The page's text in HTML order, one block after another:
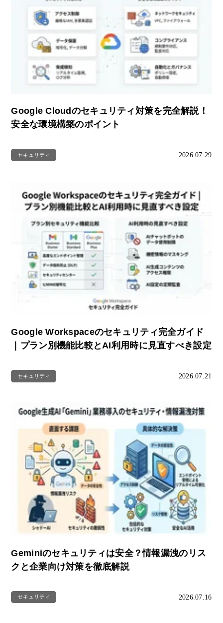
Google Cloudのセキュリティ対策を完全解説！
安全な環境構築のポイント
セキュリティ 2026.07.29
Google Workspaceのセキュリティ完全ガイド
｜プラン別機能比較とAI利用時に見直すべき設定
セキュリティ 2026.07.21
Geminiのセキュリティは安全？情報漏洩のリス
クと企業向け対策を徹底解説
セキュリティ 2026.07.16